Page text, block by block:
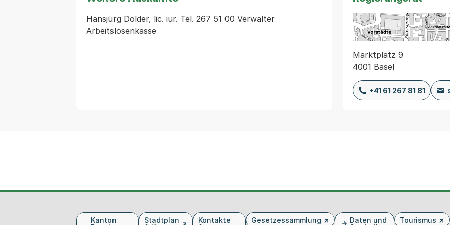
Hansjürg Dolder, lic. iur. Tel. 267 51 00 Verwalter
Marktplatz 9
4001 Basel
+41 61 267 81 81
Kanton
Stadtplan
Kontakte
Gesetzessammlung
Daten und
Tourismus